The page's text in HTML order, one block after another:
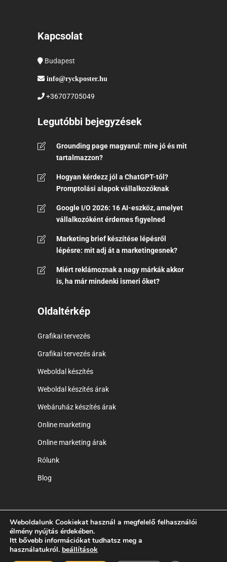
Kapcsolat
Budapest
info@ryckposter.hu
+36707705049
Legutóbbi bejegyzések
Grounding page magyarul: mire jó és mit
tartalmazzon?
Hogyan kérdezz jól a ChatGPT-től?
Promptolási alapok vállalkozóknak
Google I/O 2026: 16 AI-eszköz, amelyet
vállalkozóként érdemes figyelned
Marketing brief készítése lépésről
lépésre: mit adj át a marketingesnek?
Miért reklámoznak a nagy márkák akkor
is, ha már mindenki ismeri őket?
Oldaltérkép
Grafikai tervezés
Grafikai tervezés árak
Weboldal készítés
Weboldal készítés árak
Webáruház készítés árak
Online marketing
Online marketing árak
Rólunk
Blog
Copyright © 2014-2025 Ryck Poster Creative
Agency - Web-Graphic-Marketing |
Weboldalunk Cookiekat használ a megfelelő felhasználói
élmény nyújtás érdekében.
Itt bővebb információkat tudhatsz meg a
használatukról. beállítások